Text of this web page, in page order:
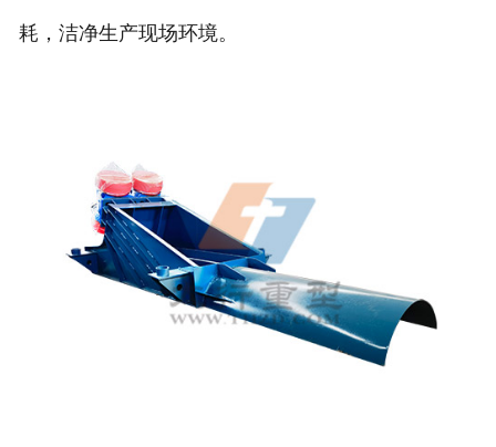
耗，洁净生产现场环境。